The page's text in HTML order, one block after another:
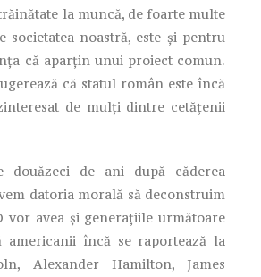
la muncă, de foarte multe
societatea noastră, este şi pentru
că aparţin unui proiect comun.
că statul român este încă
de mulţi dintre cetăţenii
de ani după căderea
datoria morală să deconstruim
vor avea şi generaţiile următoare
americanii încă se raportează la
Alexander Hamilton, James